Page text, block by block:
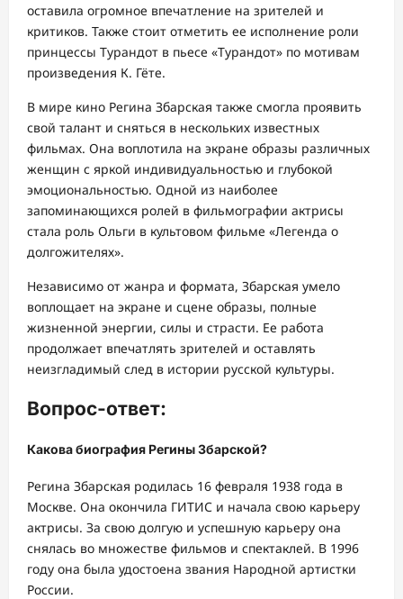
оставила огромное впечатление на зрителей и
критиков. Также стоит отметить ее исполнение роли
принцессы Турандот в пьесе «Турандот» по мотивам
произведения К. Гёте.
В мире кино Регина Збарская также смогла проявить
свой талант и сняться в нескольких известных
фильмах. Она воплотила на экране образы различных
женщин с яркой индивидуальностью и глубокой
эмоциональностью. Одной из наиболее
запоминающихся ролей в фильмографии актрисы
стала роль Ольги в культовом фильме «Легенда о
долгожителях».
Независимо от жанра и формата, Збарская умело
воплощает на экране и сцене образы, полные
жизненной энергии, силы и страсти. Ее работа
продолжает впечатлять зрителей и оставлять
неизгладимый след в истории русской культуры.
Вопрос-ответ:
Какова биография Регины Збарской?
Регина Збарская родилась 16 февраля 1938 года в
Москве. Она окончила ГИТИС и начала свою карьеру
актрисы. За свою долгую и успешную карьеру она
снялась во множестве фильмов и спектаклей. В 1996
году она была удостоена звания Народной артистки
России.